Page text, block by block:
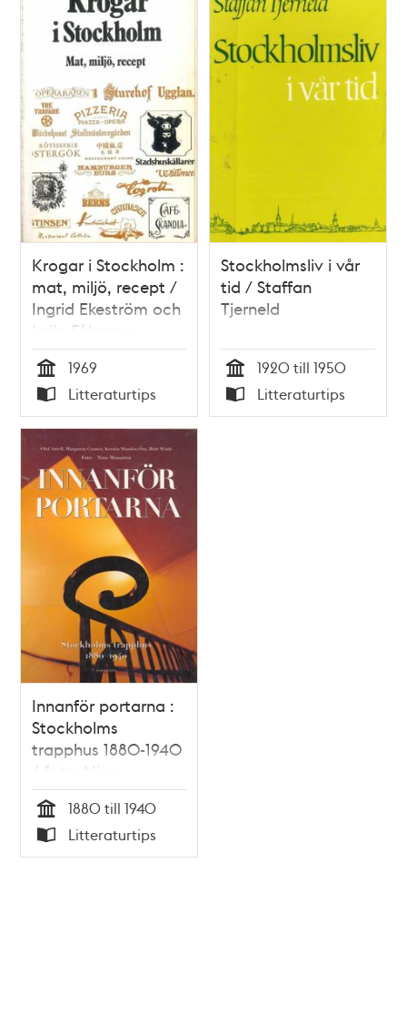
Krogar i Stockholm :
mat, miljö, recept /
Ingrid Ekeström och
Leila Fåhræus
Tid
1969
Typ
Litteraturtips
Stockholmsliv i vår
tid / Staffan
Tjerneld
Tid
1920 till 1950
Typ
Litteraturtips
Innanför portarna :
Stockholms
trapphus 1880-1940
/ foto: Nino
Monastra ; text:
Olof Antell m.fl.
Tid
1880 till 1940
Typ
Litteraturtips